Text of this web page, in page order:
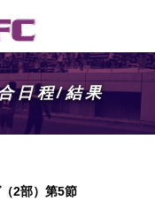
日程/結果
2部）第5節